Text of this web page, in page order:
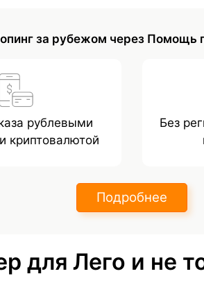
за рубежом через Помощь
рублевыми
криптовалютой
Без
Подробнее
для Лего и не